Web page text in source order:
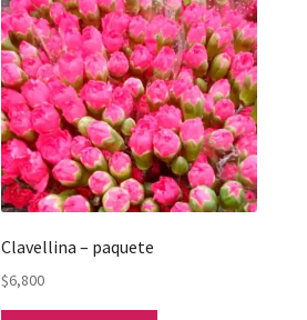
Clavellina – paquete
$6,800